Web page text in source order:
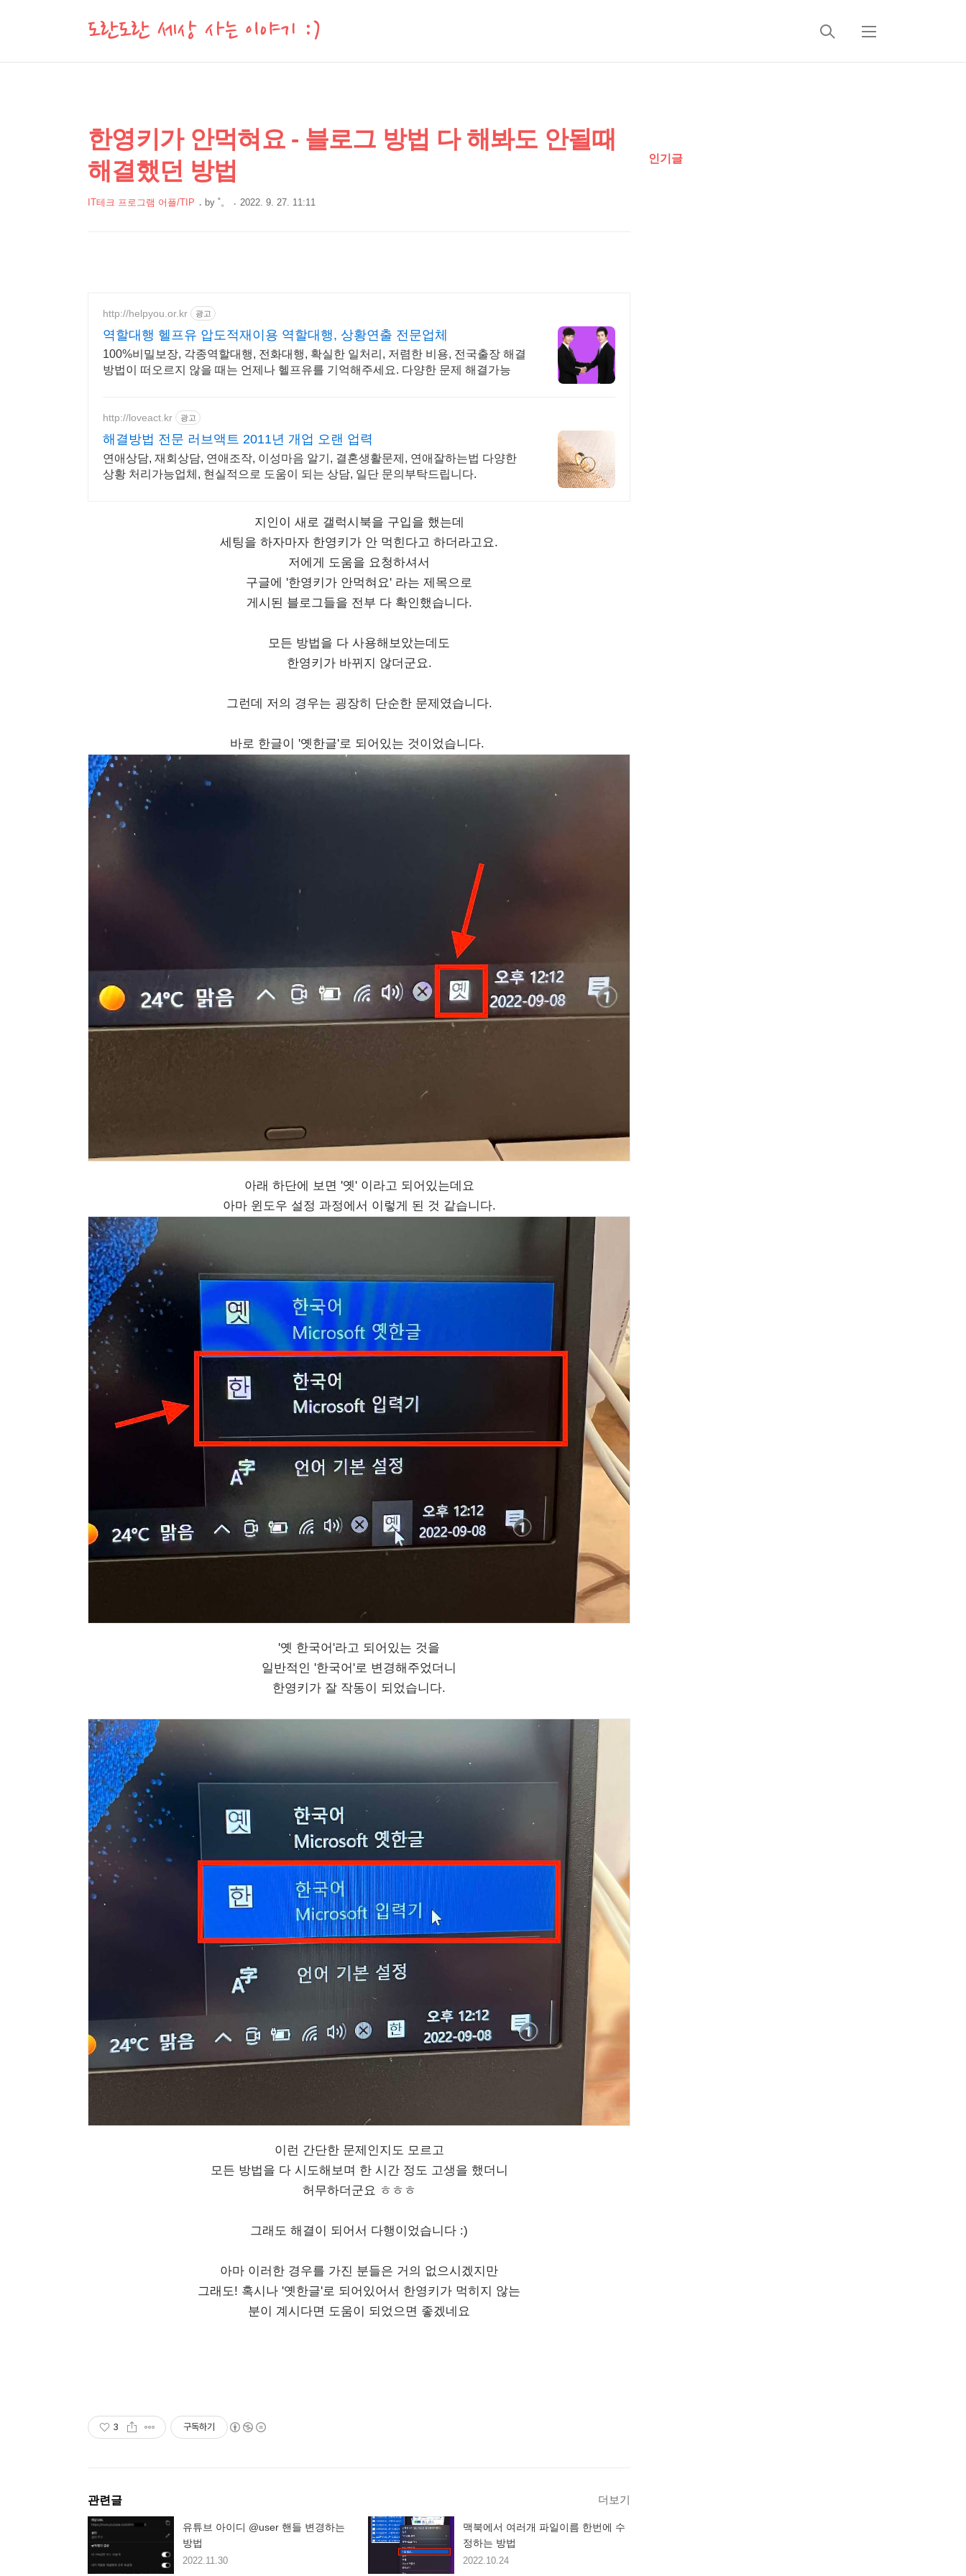
도란도란 세상 사는 이야기 :)
검
메
상
세
컨
츠
본
문
제
목
한영키가 안먹혀요 - 블로그 방법 다 해봐도 안될때
해결했던 방법
IT테크 프로그램 어플/TIP by ˚。 2022. 9. 27. 11:11
http://helpyou.or.kr 광고
역할대행 헬프유 압도적재이용 역할대행, 상황연출 전문업체
100%비밀보장, 각종역할대행, 전화대행, 확실한 일처리, 저렴한 비용, 전국출장 해결
방법이 떠오르지 않을 때는 언제나 헬프유를 기억해주세요. 다양한 문제 해결가능
http://loveact.kr 광고
해결방법 전문 러브액트 2011년 개업 오랜 업력
연애상담, 재회상담, 연애조작, 이성마음 알기, 결혼생활문제, 연애잘하는법 다양한
상황 처리가능업체, 현실적으로 도움이 되는 상담, 일단 문의부탁드립니다.
지인이 새로 갤럭시북을 구입을 했는데
세팅을 하자마자 한영키가 안 먹힌다고 하더라고요.
저에게 도움을 요청하셔서
구글에 '한영키가 안먹혀요' 라는 제목으로
게시된 블로그들을 전부 다 확인했습니다.
모든 방법을 다 사용해보았는데도
한영키가 바뀌지 않더군요.
그런데 저의 경우는 굉장히 단순한 문제였습니다.
바로 한글이 '옛한글'로 되어있는 것이었습니다.
아래 하단에 보면 '옛' 이라고 되어있는데요
아마 윈도우 설정 과정에서 이렇게 된 것 같습니다.
'옛 한국어'라고 되어있는 것을
일반적인 '한국어'로 변경해주었더니
한영키가 잘 작동이 되었습니다.
이런 간단한 문제인지도 모르고
모든 방법을 다 시도해보며 한 시간 정도 고생을 했더니
허무하더군요 ㅎㅎㅎ
그래도 해결이 되어서 다행이었습니다 :)
아마 이러한 경우를 가진 분들은 거의 없으시겠지만
그래도! 혹시나 '옛한글'로 되어있어서 한영키가 먹히지 않는
분이 계시다면 도움이 되었으면 좋겠네요
3 구독하기
관련글 더보기
유튜브 아이디 @user 핸들 변경하는
방법
2022.11.30
맥북에서 여러개 파일이름 한번에 수
정하는 방법
2022.10.24
가
인기글